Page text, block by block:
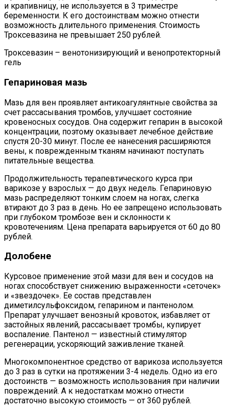
и крапивницу, не используется в 3 триместре
беременности. К его достоинствам можно отнести
возможность длительного применения. Стоимость
Троксевазина не превышает 250 рублей.
Троксевазин – венотонизирующий и венопротекторный
гель
Гепариновая мазь
Мазь для вен проявляет антикоагулянтные свойства за
счет рассасывания тромбов, улучшает состояние
кровеносных сосудов. Она содержит гепарин в высокой
концентрации, поэтому оказывает лечебное действие
спустя 20-30 минут. После ее нанесения расширяются
вены, к поврежденным тканям начинают поступать
питательные вещества.
Продолжительность терапевтического курса при
варикозе у взрослых — до двух недель. Гепариновую
мазь распределяют тонким слоем на ногах, слегка
втирают до 3 раз в день. Но ее запрещено использовать
при глубоком тромбозе вен и склонности к
кровотечениям. Цена препарата варьируется от 60 до 80
рублей.
Долобене
Курсовое применение этой мази для вен и сосудов на
ногах способствует снижению выраженности «сеточек»
и «звездочек». Ее состав представлен
диметилсульфоксидом, гепарином и пантенолом.
Препарат улучшает венозный кровоток, избавляет от
застойных явлений, рассасывает тромбы, купирует
воспаление. Пантенол — известный стимулятор
регенерации, ускоряющий заживление тканей.
Многокомпонентное средство от варикоза используется
до 3 раз в сутки на протяжении 3-4 недель. Одно из его
достоинств — возможность использования при наличии
повреждений. А к недостаткам можно отнести
достаточно высокую стоимость — от 360 рублей.